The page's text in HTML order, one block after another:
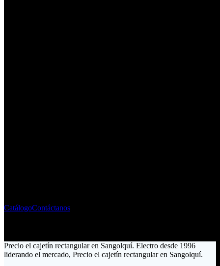
CatálogoContáctanos
Precio el cajetín rectangular en Sangolquí. Electro desde 1996
liderando el mercado, Precio el cajetín rectangular en Sangolquí.